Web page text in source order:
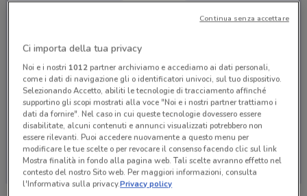
Ci dispiace, al momento non abbiamo pubblicato
volantini nella tua zona. Riprova più tardi.
Ci importa della tua privacy
Noi e i nostri 1012partner archiviamo e accediamo ai dati personali,
come i dati di navigazione gli o identificatori univoci, sul tuo dispositivo.
Selezionando Accetto, abiliti le tecnologie di tracciamento affinché
supportino gli scopi mostrati alla voce "Noi e i nostri partner trattiamo i
dati da fornire". Nel caso in cui queste tecnologie dovessero essere
disabilitate, alcuni contenuti e annunci visualizzati potrebbero non
essere rilevanti. Puoi accedere nuovamente a questo menu per
modificare le tue scelte o per revocare il consenso facendo clic sul link
Mostra finalità in fondo alla pagina web. Tali scelte avranno effetto nel
contesto del nostro Sito web. Per maggiori informazioni, consulta
l'Informativa sulla privacy.Privacy policy
Continua senza accettare